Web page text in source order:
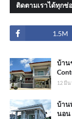
ติดตามเราได้ทุกช่
1.5M
บ้าน
12 มี
บ้าน
นอน